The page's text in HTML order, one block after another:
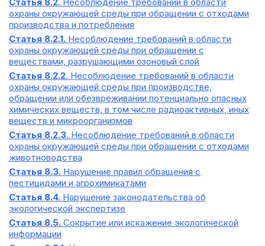
охраны окружающей среды при обращении с отходами
производства и потребления
Статья 8.2.1. Несоблюдение требований в области
охраны окружающей среды при обращении с
веществами, разрушающими озоновый слой
Статья 8.2.2. Несоблюдение требований в области
охраны окружающей среды при производстве,
обращении или обезвреживании потенциально опасных
химических веществ, в том числе радиоактивных, иных
веществ и микроорганизмов
Статья 8.2.3. Несоблюдение требований в области
охраны окружающей среды при обращении с отходами
животноводства
Статья 8.3. Нарушение правил обращения с
пестицидами и агрохимикатами
Статья 8.4. Нарушение законодательства об
экологической экспертизе
Статья 8.5. Сокрытие или искажение экологической
информации